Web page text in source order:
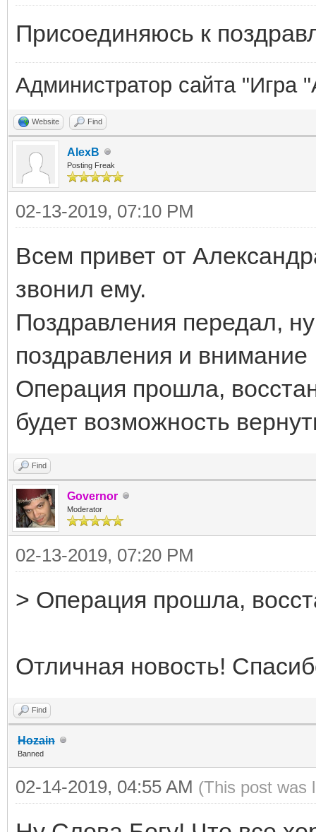
Присоединяюсь к
Администратор сайта "Игра
Website Find
AlexB
Posting Freak
02-13-2019, 07:10 PM
Всем привет от
звонил ему.
Поздравления передал,
поздравления и внимание
Операция прошла,
будет возможность
Find
Governor
Moderator
02-13-2019, 07:20 PM
> Операция прошла,
Отличная новость!
Find
Hozain
Banned
02-14-2019, 04:55 AM (This post was